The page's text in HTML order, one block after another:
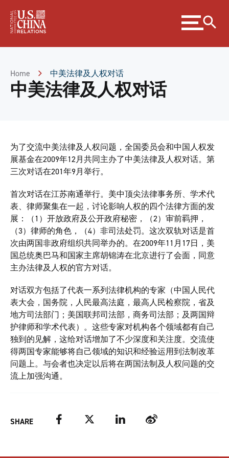
Content
Expand
menu
Home 中美法律及人权对话
中美法律及人权对话
为了交流中美法律及人权问题，全国委员会和中国人权发
展基金在2009年12月共同主办了中美法律及人权对话。第
三次对话在201年9月举行。
首次对话在江苏南通举行。美中顶尖法律事务所、学术代
表、律师聚集在一起，讨论影响人权的四个法律方面的发
展：（1）开放政府及公开政府秘密，（2）审前羁押，
（3）律师的角色，（4）非司法处罚。这次双轨对话是首
次由两国非政府组织共同举办的。在2009年11月17日，美
国总统奥巴马和国家主席胡锦涛在北京进行了会面，同意
主办法律及人权的官方对话。
对话双方包括了代表一系列法律机构的专家（中国人民代
表大会，国务院，人民最高法庭，最高人民检察院，省及
地方司法部门；美国联邦司法部，商务司法部；及两国辩
护律师和学术代表）。这些专家对机构各个领域都有自己
独到的见解，这给对话增加了不少深度和关注度。交流使
得两国专家能够将自己领域的知识和经验运用到法制改革
问题上。与会者也决定以后将在两国法制及人权问题的交
流上加强沟通。
SHARE Facebook Twitter LinkedIn Weibo